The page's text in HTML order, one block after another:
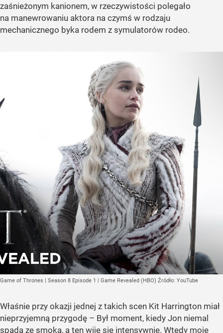
zaśnieżonym kanionem, w rzeczywistości polegało
na manewrowaniu aktora na czymś w rodzaju
mechanicznego byka rodem z symulatorów rodeo.
Game of Thrones | Season 8 Episode 1 | Game Revealed (HBO) Źródło: YouTube
Właśnie przy okazji jednej z takich scen Kit Harrington miał
nieprzyjemną przygodę – Był moment, kiedy Jon niemal
spada ze smoka, a ten wije się intensywnie. Wtedy moje